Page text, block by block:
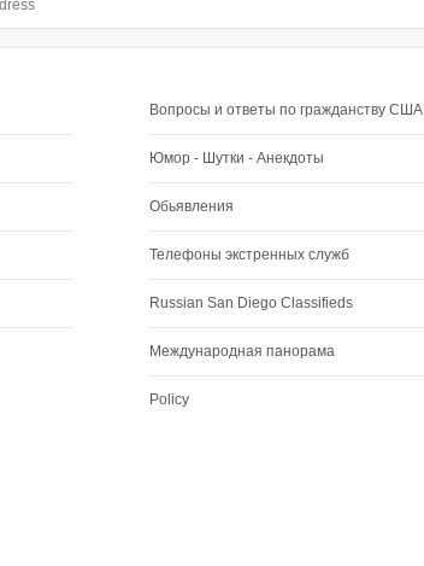
Вопросы и ответы по гражданству США
Юмор - Шутки - Анекдоты
Обьявления
Телефоны экстренных служб
Russian San Diego Classifieds
Международная панорама
Policy